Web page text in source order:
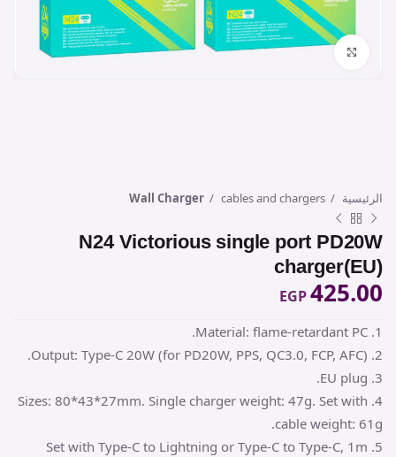
Click to enlarge
الرئيسية cables and chargers
Wall Charger
N24 Victorious single port PD20W
charger(EU)
EGP425.00
1. Material: flame-retardant PC.
2. Output: Type-C 20W (for PD20W, PPS, QC3.0, FCP, AFC).
3. EU plug.
4. Sizes: 80*43*27mm. Single charger weight: 47g. Set with
cable weight: 61g.
5. Set with Type-C to Lightning or Type-C to Type-C, 1m